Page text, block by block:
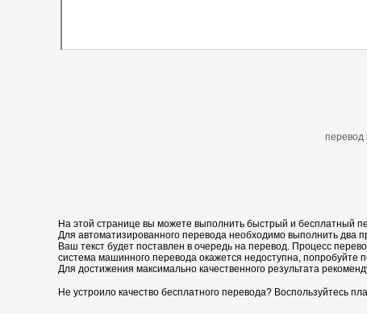
перевод
На этой странице вы можете выполнить быстрый и бесплатный
Для автоматизированного перевода необходимо выполнить два
Ваш текст будет поставлен в очередь на перевод. Процесс
система машинного перевода окажется недоступна, попробуйте
Для достижения максимально качественного результата
Не устроило качество бесплатного перевода? Воспользуйтесь